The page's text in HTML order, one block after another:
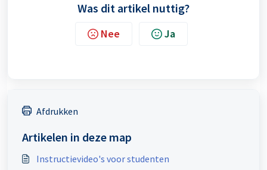
Was dit artikel nuttig?
Nee Ja
Afdrukken
Artikelen in deze map
Instructievideo's voor studenten